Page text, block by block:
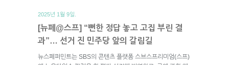
2025년 1월 9일.
[뉴페@스프] “뻔한 정답 놓고 고집 부린 결
과”… 선거 진 민주당 앞의 갈림길
뉴스페퍼민트는 SBS의 콘텐츠 플랫폼 스브스프리미엄(스프)